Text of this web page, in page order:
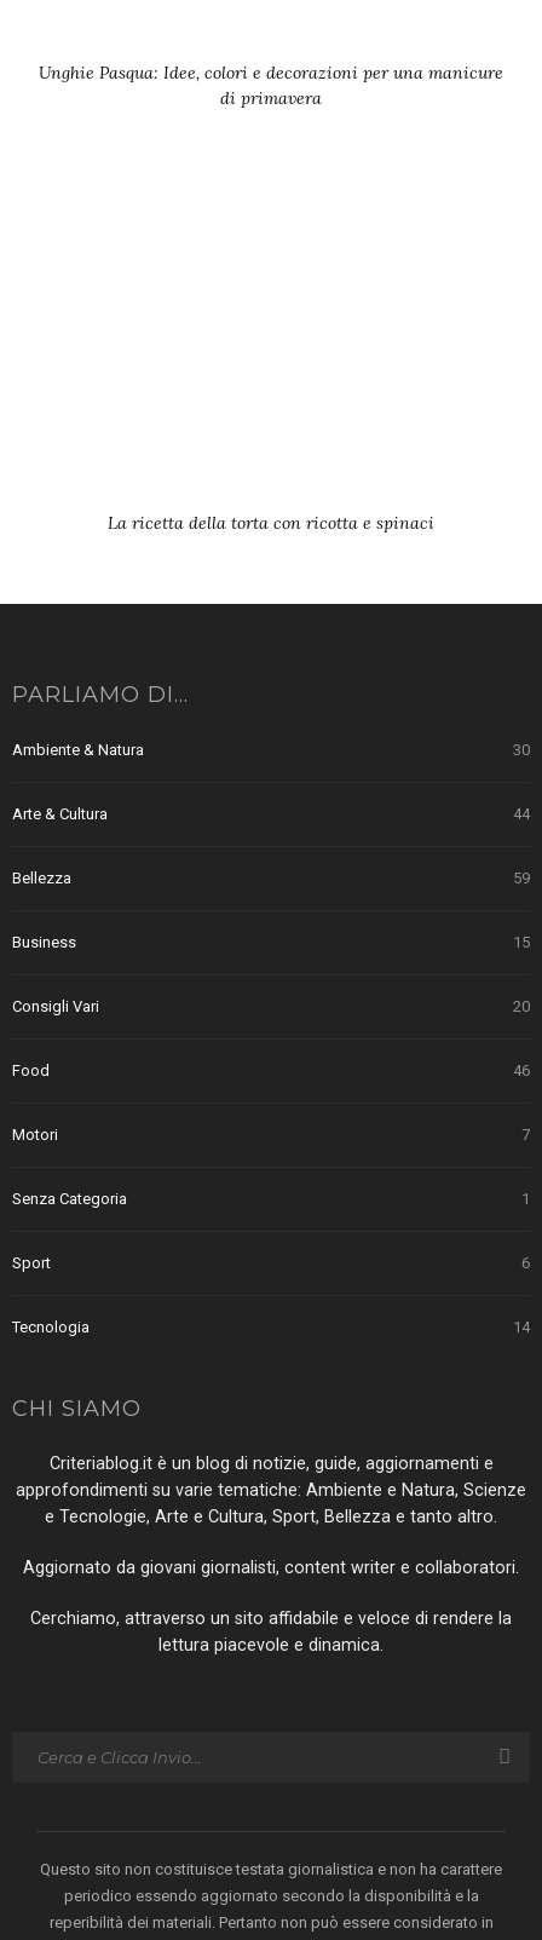
Unghie Pasqua: Idee, colori e decorazioni per una manicure
di primavera
La ricetta della torta con ricotta e spinaci
PARLIAMO DI…
Ambiente & Natura 30
Arte & Cultura 44
Bellezza 59
Business 15
Consigli Vari 20
Food 46
Motori 7
Senza Categoria 1
Sport 6
Tecnologia 14
CHI SIAMO
Criteriablog.it è un blog di notizie, guide, aggiornamenti e
approfondimenti su varie tematiche: Ambiente e Natura, Scienze
e Tecnologie, Arte e Cultura, Sport, Bellezza e tanto altro.
Aggiornato da giovani giornalisti, content writer e collaboratori.
Cerchiamo, attraverso un sito affidabile e veloce di rendere la
lettura piacevole e dinamica.
Questo sito non costituisce testata giornalistica e non ha carattere
periodico essendo aggiornato secondo la disponibilità e la
reperibilità dei materiali. Pertanto non può essere considerato in